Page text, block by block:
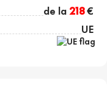
de la218€
UE